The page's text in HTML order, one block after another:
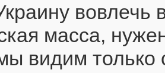
вовлечь
масса,
видим